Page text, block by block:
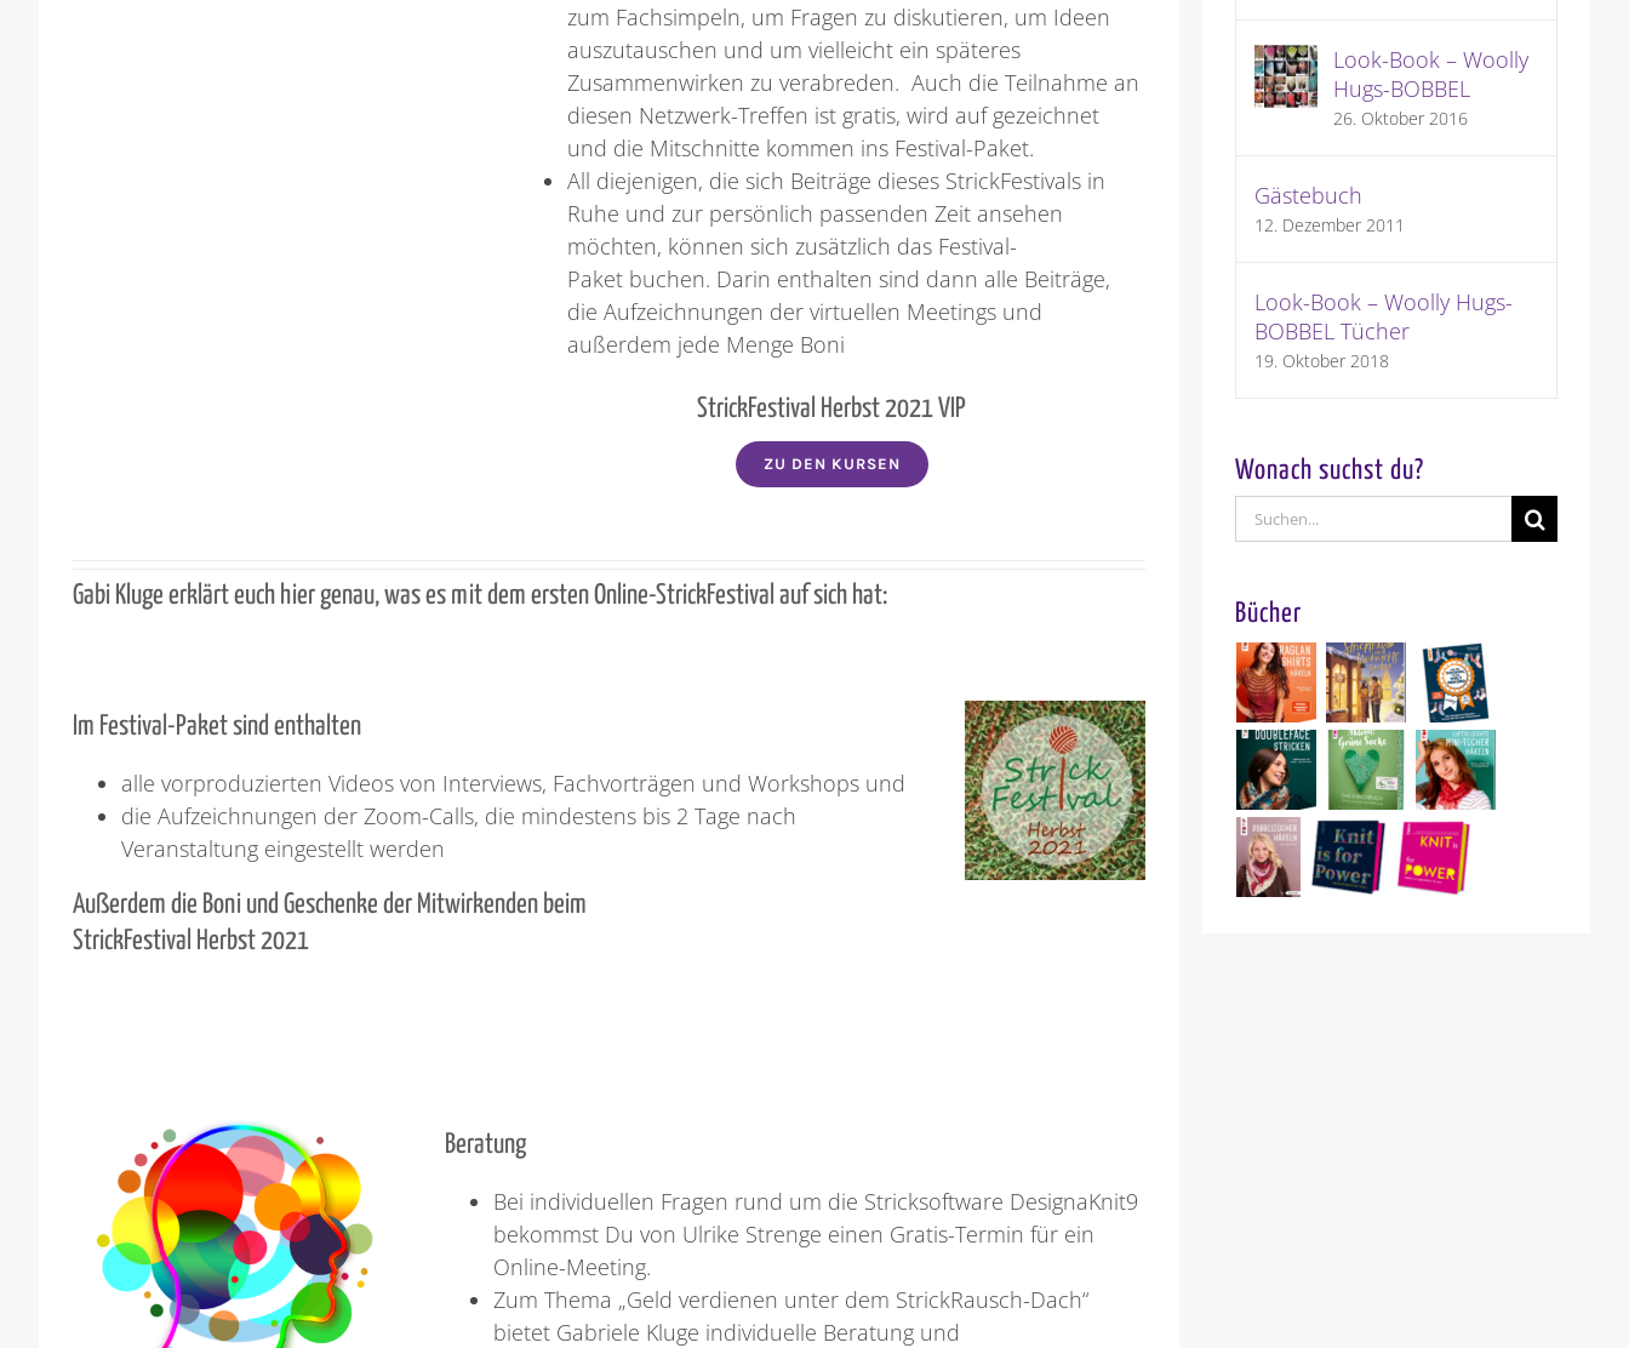
zum Fachsimpeln, um Fragen zu diskutieren, um Ideen
auszutauschen und um vielleicht ein späteres
Zusammenwirken zu verabreden. Auch die Teilnahme an
diesen Netzwerk-Treffen ist gratis, wird auf gezeichnet
und die Mitschnitte kommen ins Festival-Paket.
All diejenigen, die sich Beiträge dieses StrickFestivals in
Ruhe und zur persönlich passenden Zeit ansehen
möchten, können sich zusätzlich das Festival-
Paket buchen. Darin enthalten sind dann alle Beiträge,
die Aufzeichnungen der virtuellen Meetings und
außerdem jede Menge Boni
StrickFestival Herbst 2021 VIP
ZU DEN KURSEN
Gabi Kluge erklärt euch hier genau, was es mit dem ersten Online-StrickFestival auf sich hat:
Im Festival-Paket sind enthalten
alle vorproduzierten Videos von Interviews, Fachvorträgen und Workshops und
die Aufzeichnungen der Zoom-Calls, die mindestens bis 2 Tage nach
Veranstaltung eingestellt werden
Außerdem die Boni und Geschenke der Mitwirkenden beim
StrickFestival Herbst 2021
Beratung
Bei individuellen Fragen rund um die Stricksoftware DesignaKnit9
bekommst Du von Ulrike Strenge einen Gratis-Termin für ein
Online-Meeting.
Zum Thema „Geld verdienen unter dem StrickRausch-Dach“
bietet Gabriele Kluge individuelle Beratung und
Look-Book – Woolly
Hugs-BOBBEL
26. Oktober 2016
Gästebuch
12. Dezember 2011
Look-Book – Woolly Hugs-
BOBBEL Tücher
19. Oktober 2018
Wonach suchst du?
Suche
nach:
Bücher